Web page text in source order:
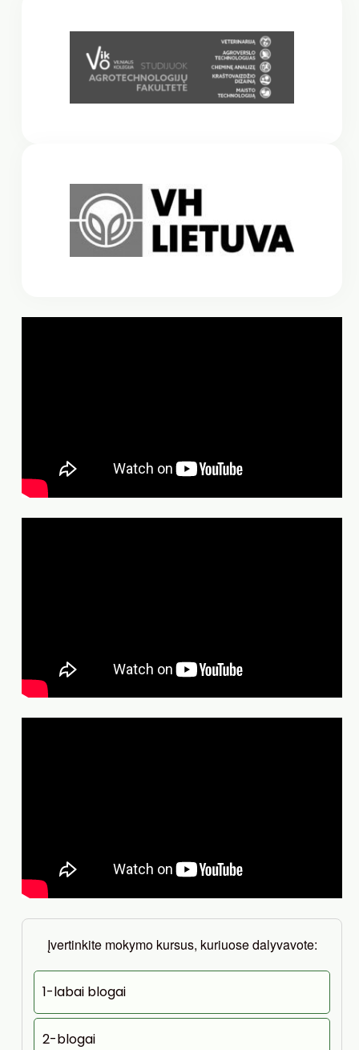
Įvertinkite mokymo kursus, kuriuose dalyvavote:
1-labai blogai
2-blogai